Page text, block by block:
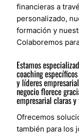
financieras a
personalizado,
formación y
Colaboremos
Estamos
coaching
y líderes
negocio florece
empresarial claras
Ofrecemos
también para los